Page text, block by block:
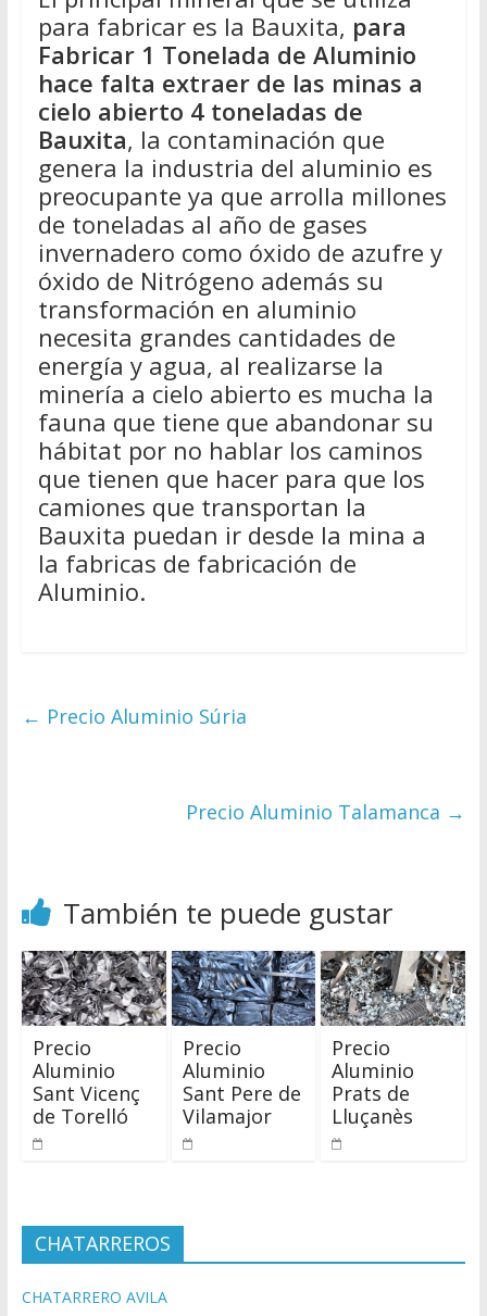
para fabricar es la Bauxita, para
Fabricar 1 Tonelada de Aluminio
hace falta extraer de las minas a
cielo abierto 4 toneladas de
Bauxita, la contaminación que
genera la industria del aluminio es
preocupante ya que arrolla millones
de toneladas al año de gases
invernadero como óxido de azufre y
óxido de Nitrógeno además su
transformación en aluminio
necesita grandes cantidades de
energía y agua, al realizarse la
minería a cielo abierto es mucha la
fauna que tiene que abandonar su
hábitat por no hablar los caminos
que tienen que hacer para que los
camiones que transportan la
Bauxita puedan ir desde la mina a
la fabricas de fabricación de
Aluminio.
← Precio Aluminio Súria
Precio Aluminio Talamanca →
También te puede gustar
Precio
Aluminio
Sant Vicenç
de Torelló
Precio
Aluminio
Sant Pere de
Vilamajor
Precio
Aluminio
Prats de
Lluçanès
CHATARREROS
CHATARRERO AVILA